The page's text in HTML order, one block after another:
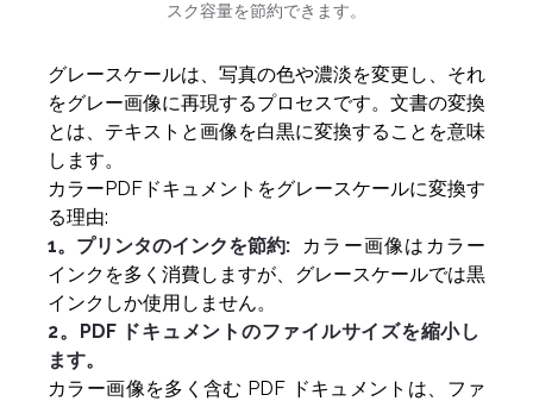
スク容量を節約できます。
グレースケールは、写真の色や濃淡を変更し、それ
をグレー画像に再現するプロセスです。文書の変換
とは、テキストと画像を白黒に変換することを意味
します。
カラーPDFドキュメントをグレースケールに変換す
る理由:
1。プリンタのインクを節約:
カラー画像はカラー
インクを多く消費しますが、グレースケールでは黒
インクしか使用しません。
2。PDF ドキュメントのファイルサイズを縮小し
ます。
カラー画像を多く含む PDF ドキュメントは、ファ